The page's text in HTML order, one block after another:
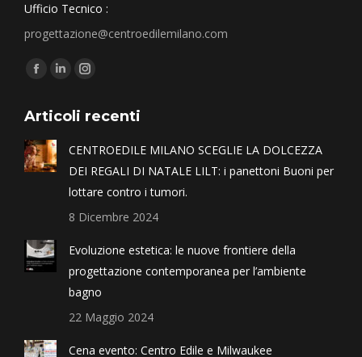
Ufficio Tecnico :
progettazione@centroedilemilano.com
Find us on:
Articoli recenti
CENTROEDILE MILANO SCEGLIE LA DOLCEZZA
DEI REGALI DI NATALE LILT: i panettoni Buoni per
lottare contro i tumori.
8 Dicembre 2024
Evoluzione estetica: le nuove frontiere della
progettazione contemporanea per l’ambiente
bagno
22 Maggio 2024
Cena evento: Centro Edile e Milwaukee